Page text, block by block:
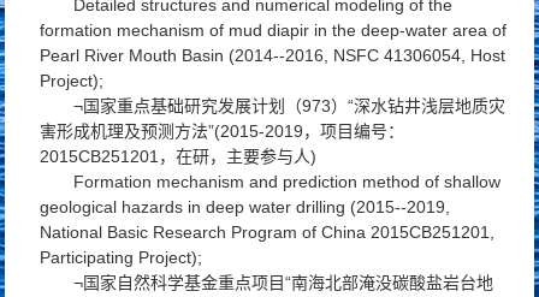
Detailed structures and numerical modeling of the
formation mechanism of mud diapir in the deep-water area of
Pearl River Mouth Basin (2014--2016, NSFC 41306054, Host
Project);
¬国家重点基础研究发展计划（973）“深水钻井浅层地质灾
害形成机理及预测方法”(2015-2019，项目编号：
2015CB251201，在研，主要参与人)
Formation mechanism and prediction method of shallow
geological hazards in deep water drilling (2015--2019,
National Basic Research Program of China 2015CB251201,
Participating Project);
¬国家自然科学基金重点项目“南海北部淹没碳酸盐岩台地